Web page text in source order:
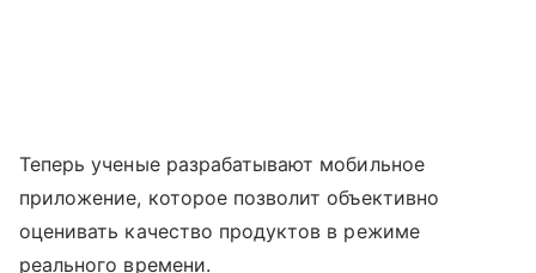
Теперь ученые разрабатывают мобильное
приложение, которое позволит объективно
оценивать качество продуктов в режиме
реального времени.